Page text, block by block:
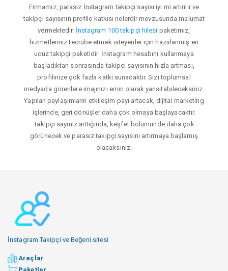
Firmamız, parasız İnstagram takipçi sayısı iyi mi artırılır ve
takipçi sayısının profile katkısı nelerdir mevzusunda malumat
vermektedir. İnstagram 100 takipçi hilesi paketimiz,
hizmetleriniz tecrübe etmek isteyenler için hazırlanmış en
ucuz takipçi paketidir. İnstagram hesabını kullanmaya
başladıktan sonrasında takipçi sayısının hızla artması,
profilinize çok fazla katkı sunacaktır. Sizi toplumsal
medyada görenlere imajınızı emin olarak yansıtabileceksiniz.
Yapılan paylaşımların etkileşim payı artacak, dijital marketing
işlerinde, geri dönüşler daha çok olmaya başlayacaktır.
Takipçi sayınız arttığında, keşfet bölümünde daha çok
görünecek ve parasız takipçi sayısını artırmaya başlamış
olacaksınız.
İnstagram Takipçi ve Beğeni sitesi
Araçlar